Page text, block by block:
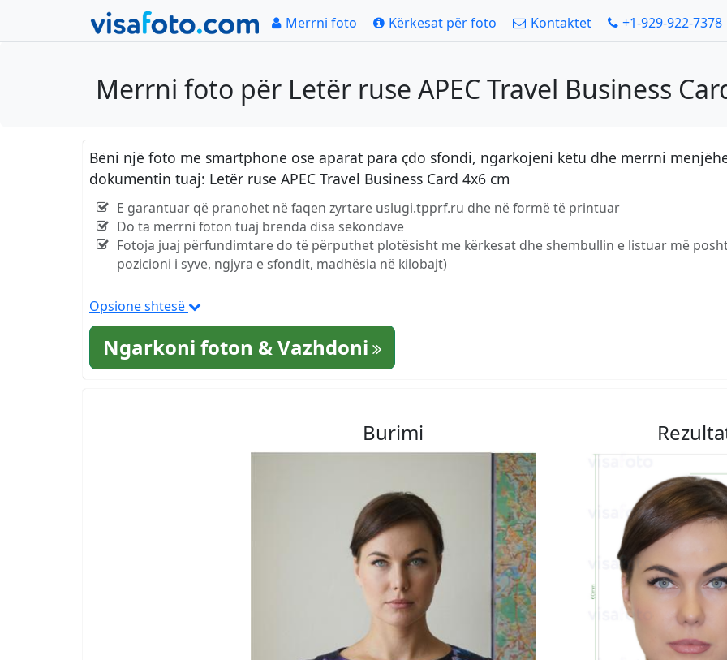
Merrni foto Kërkesat për foto Kontaktet +1-929-922-7378
Merrni foto për Letër ruse APEC Travel Business
Bëni një foto me smartphone ose aparat para çdo sfondi, ngarkojeni këtu dhe merrni
dokumentin tuaj: Letër ruse APEC Travel Business Card 4x6 cm
E garantuar që pranohet në faqen zyrtare uslugi.tpprf.ru dhe në formë të printuar
Do ta merrni foton tuaj brenda disa sekondave
Fotoja juaj përfundimtare do të përputhet plotësisht me kërkesat dhe shembullin e listuar më
pozicioni i syve, ngjyra e sfondit, madhësia në kilobajt)
Opsione shtesë
Ngarkoni foton & Vazhdoni
Burimi